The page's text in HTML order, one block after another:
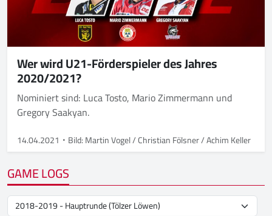
Wer wird U21-Förderspieler des Jahres
2020/2021?
Nominiert sind: Luca Tosto, Mario Zimmermann und
Gregory Saakyan.
14.04.2021 Bild: Martin Vogel / Christian Fölsner / Achim Keller
GAME LOGS